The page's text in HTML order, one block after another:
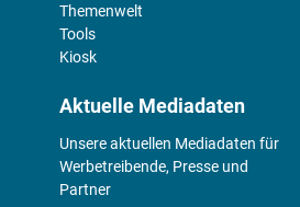
Themenwelt
Tools
Kiosk
Aktuelle Mediadaten
Unsere aktuellen Mediadaten für
Werbetreibende, Presse und
Partner